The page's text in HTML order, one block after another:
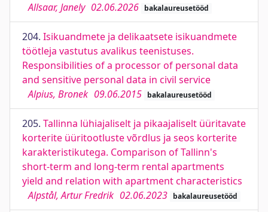
Allsaar, Janely 02.06.2026 bakalaureusetööd
204. Isikuandmete ja delikaatsete isikuandmete
töötleja vastutus avalikus teenistuses.
Responsibilities of a processor of personal data
and sensitive personal data in civil service
Alpius, Bronek 09.06.2015 bakalaureusetööd
205. Tallinna lühiajaliselt ja pikaajaliselt üüritavate
korterite üüritootluste võrdlus ja seos korterite
karakteristikutega. Comparison of Tallinn's
short-term and long-term rental apartments
yield and relation with apartment characteristics
Alpstål, Artur Fredrik 02.06.2023 bakalaureusetööd